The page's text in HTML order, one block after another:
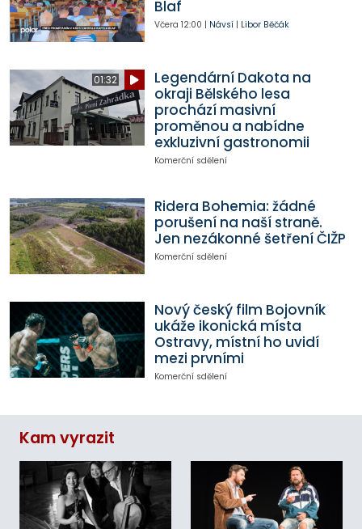
Blaf
Včera 12:00 | Návsí| Libor Běčák
01:32
Legendární Dakota na
okraji Bělského lesa
prochází masivní
proměnou a nabídne
exkluzivní gastronomii
Komerční sdělení
Ridera Bohemia: žádné
porušení na naší straně.
Jen nezákonné šetření ČIŽP
Komerční sdělení
Nový český film Bojovník
ukáže ikonická místa
Ostravy, místní ho uvidí
mezi prvními
Komerční sdělení
Kam vyrazit